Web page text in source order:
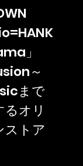
」
～
まで
オリ
ストア